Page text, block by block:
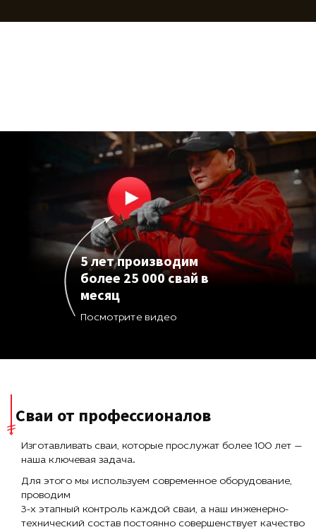
5 лет производим
более 25 000 свай в
месяц
Посмотрите видео
Сваи от профессионалов
Изготавливать сваи, которые прослужат более 100 лет —
наша ключевая задача.
Для этого мы используем современное оборудование,
проводим
3-х этапный контроль каждой сваи, а наш инженерно-
технический состав постоянно совершенствует качество